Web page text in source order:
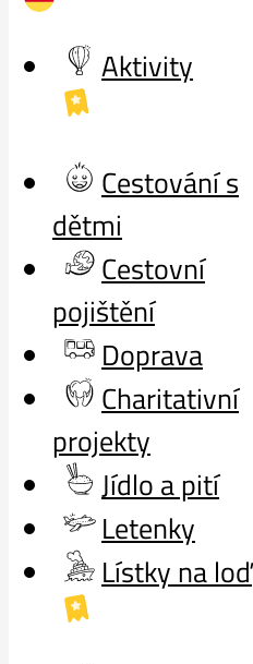
Aktivity
Cestování s
dětmi
Cestovní
pojištění
Doprava
Charitativní
projekty
Jídlo a pití
Letenky
Lístky na loď